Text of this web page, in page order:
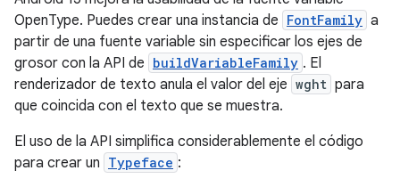
OpenType. Puedes crear una instancia de FontFamily a
partir de una fuente variable sin especificar los ejes de
grosor con la API de buildVariableFamily . El
renderizador de texto anula el valor del eje wght para
que coincida con el texto que se muestra.
El uso de la API simplifica considerablemente el código
para crear un Typeface :